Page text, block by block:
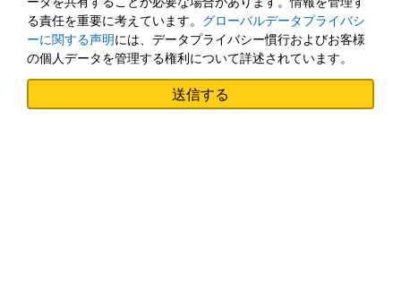
る責任を重要に考えています。 グローバルデータプライバシ
ーに関する声明には、データプライバシー慣行およびお客様
の個人データを管理する権利について詳述されています。